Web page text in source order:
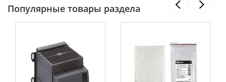
Популярные товары раздела